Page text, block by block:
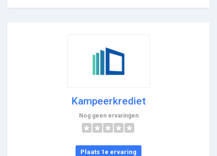
Kampeerkrediet
Nog geen ervaringen
Plaats 1e ervaring